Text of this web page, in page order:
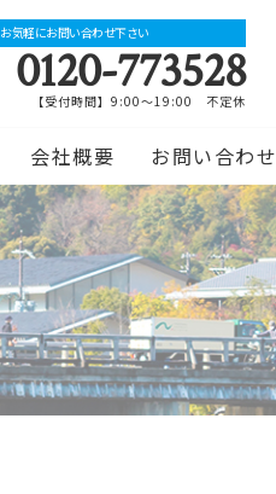
お気軽にお問い合わせ下さい
0120-773528
【受付時間】9:00～19:00 不定休
会社概要 お問い合わせ